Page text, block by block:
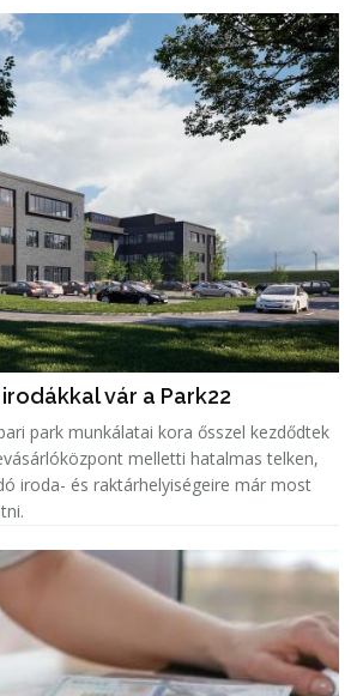
vár a Park22
park munkálatai kora ősszel kezdődtek
melletti hatalmas telken,
iroda- és raktárhelyiségeire már most